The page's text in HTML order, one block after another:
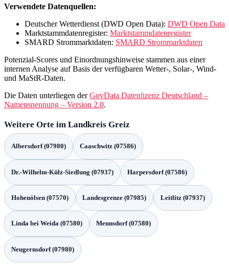
Verwendete Datenquellen:
Deutscher Wetterdienst (DWD Open Data): DWD Open Data
Marktstammdatenregister: Marktstammdatenregister
SMARD Strommarktdaten: SMARD Strommarktdaten
Potenzial-Scores und Einordnungshinweise stammen aus einer
internen Analyse auf Basis der verfügbaren Wetter-, Solar-, Wind-
und MaStR-Daten.
Die Daten unterliegen derGovData Datenlizenz Deutschland –
Namensnennung – Version 2.0.
Weitere Orte im Landkreis Greiz
Albersdorf (07980) Caaschwitz (07586)
Dr.-Wilhelm-Külz-Siedlung (07937) Harpersdorf (07586)
Hohenölsen (07570) Landesgrenze (07985) Leitlitz (07937)
Linda bei Weida (07580) Mennsdorf (07580)
Neugernsdorf (07980)